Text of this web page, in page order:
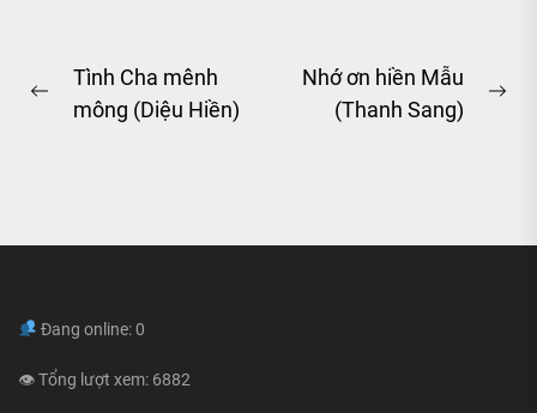
Post
navigation
Previous
Tình Cha mênh
mông (Diệu Hiền)
Nhớ ơn hiền Mẫu
(Thanh Sang)
Đang online: 0
👁 Tổng lượt xem: 6882